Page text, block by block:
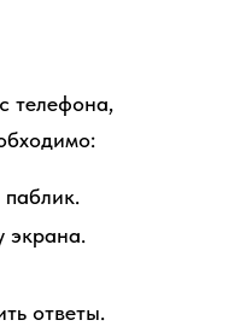
телефона,
экрана.
ответы.